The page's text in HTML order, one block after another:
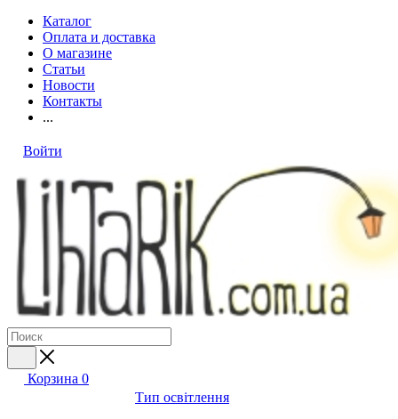
Каталог
Оплата и доставка
О магазине
Статьи
Новости
Контакты
...
Войти
Корзина 0
Тип освітлення